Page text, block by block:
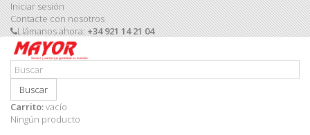
Iniciar sesión
Contacte con nosotros
Llámanos ahora:+34 921 14 21 04
Buscar
Carrito:vacío
Ningún producto